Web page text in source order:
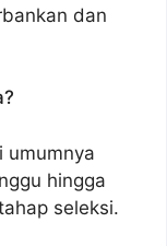
dan
umumnya
hingga
seleksi.